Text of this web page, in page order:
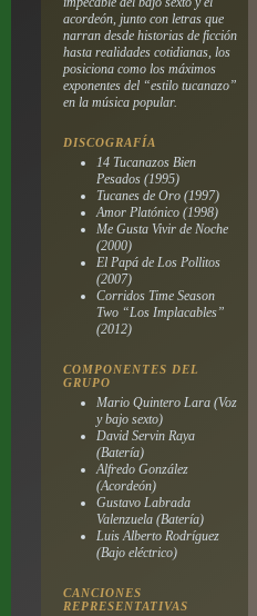
acordeón, junto con letras que
narran desde historias de ficción
hasta realidades cotidianas, los
posiciona como los máximos
exponentes del “estilo tucanazo”
en la música popular.
DISCOGRAFÍA
14 Tucanazos Bien
Pesados (1995)
Tucanes de Oro (1997)
Amor Platónico (1998)
Me Gusta Vivir de Noche
(2000)
El Papá de Los Pollitos
(2007)
Corridos Time Season
Two “Los Implacables”
(2012)
COMPONENTES DEL
GRUPO
Mario Quintero Lara (Voz
y bajo sexto)
David Servin Raya
(Batería)
Alfredo González
(Acordeón)
Gustavo Labrada
Valenzuela (Batería)
Luis Alberto Rodríguez
(Bajo eléctrico)
CANCIONES
REPRESENTATIVAS